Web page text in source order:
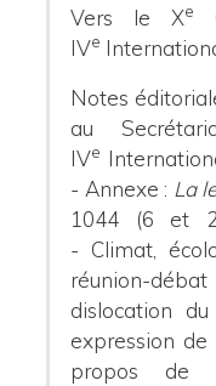
Vers le Xe
IVe
Notes
au
IVe
- Annexe : La
1044 (6 et
- Climat,
réunion-
dislocation
expression
propos de